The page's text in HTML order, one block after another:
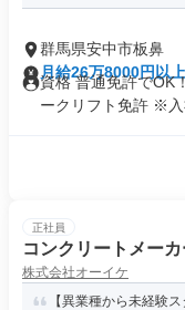
群馬県安中市板鼻
月給26万8000円以上
資格 普通免許でOK
ークリフト免許 ※入
正社員
コンクリートメー
株式会社オーイケ
【異業種から未経験